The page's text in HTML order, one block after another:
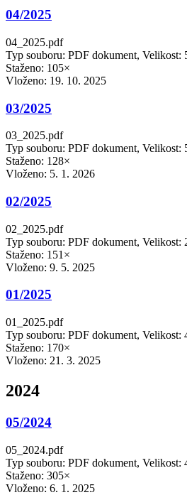
04/2025
04_2025.pdf
Typ souboru: PDF dokument, Velikost:
Staženo: 105×
Vloženo: 19. 10. 2025
03/2025
03_2025.pdf
Typ souboru: PDF dokument, Velikost:
Staženo: 128×
Vloženo: 5. 1. 2026
02/2025
02_2025.pdf
Typ souboru: PDF dokument, Velikost:
Staženo: 151×
Vloženo: 9. 5. 2025
01/2025
01_2025.pdf
Typ souboru: PDF dokument, Velikost:
Staženo: 170×
Vloženo: 21. 3. 2025
2024
05/2024
05_2024.pdf
Typ souboru: PDF dokument, Velikost:
Staženo: 305×
Vloženo: 6. 1. 2025